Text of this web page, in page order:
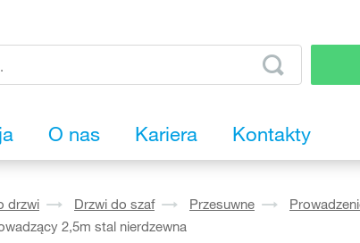
O nas Kariera Kontakty
drzwi Drzwi do szaf Przesuwne
2,5m stal nierdzewna